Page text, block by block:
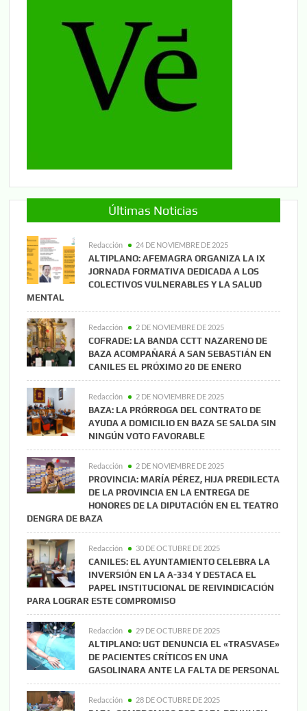
Últimas Noticias
Redacción 24 DE NOVIEMBRE DE 2025
ALTIPLANO: AFEMAGRA ORGANIZA LA IX
JORNADA FORMATIVA DEDICADA A LOS
COLECTIVOS VULNERABLES Y LA SALUD
MENTAL
Redacción 2 DE NOVIEMBRE DE 2025
COFRADE: LA BANDA CCTT NAZARENO DE
BAZA ACOMPAÑARÁ A SAN SEBASTIÁN EN
CANILES EL PRÓXIMO 20 DE ENERO
Redacción 2 DE NOVIEMBRE DE 2025
BAZA: LA PRÓRROGA DEL CONTRATO DE
AYUDA A DOMICILIO EN BAZA SE SALDA SIN
NINGÚN VOTO FAVORABLE
Redacción 2 DE NOVIEMBRE DE 2025
PROVINCIA: MARÍA PÉREZ, HIJA PREDILECTA
DE LA PROVINCIA EN LA ENTREGA DE
HONORES DE LA DIPUTACIÓN EN EL TEATRO
DENGRA DE BAZA
Redacción 30 DE OCTUBRE DE 2025
CANILES: EL AYUNTAMIENTO CELEBRA LA
INVERSIÓN EN LA A-334 Y DESTACA EL
PAPEL INSTITUCIONAL DE REIVINDICACIÓN
PARA LOGRAR ESTE COMPROMISO
Redacción 29 DE OCTUBRE DE 2025
ALTIPLANO: UGT DENUNCIA EL «TRASVASE»
DE PACIENTES CRÍTICOS EN UNA
GASOLINARA ANTE LA FALTA DE PERSONAL
Redacción 28 DE OCTUBRE DE 2025